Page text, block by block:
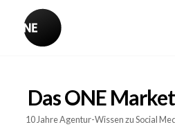
Das ONE
10 Jahre Agentur-Wissen zu Social
PR:
Earned